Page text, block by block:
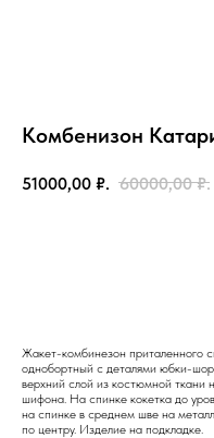
Комбенизон
51000,00 ₽. 60000,00 ₽.
Жакет-комбинезон приталенного
однобортный с деталями юбки-
верхний слой из костюмной ткани
шифона. На спинке кокетка до
на спинке в среднем шве на
по центру. Изделие на подкладке.
на главную